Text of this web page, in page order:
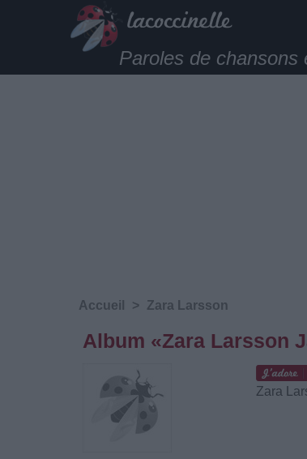
Paroles de chansons
Accueil > Zara Larsson
Album «Zara Larsson
Zara